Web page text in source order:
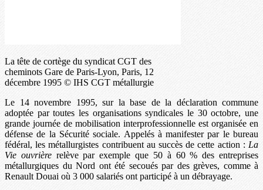
La tête de cortège du syndicat CGT des
cheminots Gare de Paris-Lyon, Paris, 12
décembre 1995 © IHS CGT métallurgie
Le 14 novembre 1995, sur la base de la déclaration commune
adoptée par toutes les organisations syndicales le 30 octobre, une
grande journée de mobilisation interprofessionnelle est organisée en
défense de la Sécurité sociale. Appelés à manifester par le bureau
fédéral, les métallurgistes contribuent au succès de cette action : La
Vie ouvrièrerelève par exemple que 50 à 60 % des entreprises
métallurgiques du Nord ont été secoués par des grèves, comme à
Renault Douai où 3 000 salariés ont participé à un débrayage.